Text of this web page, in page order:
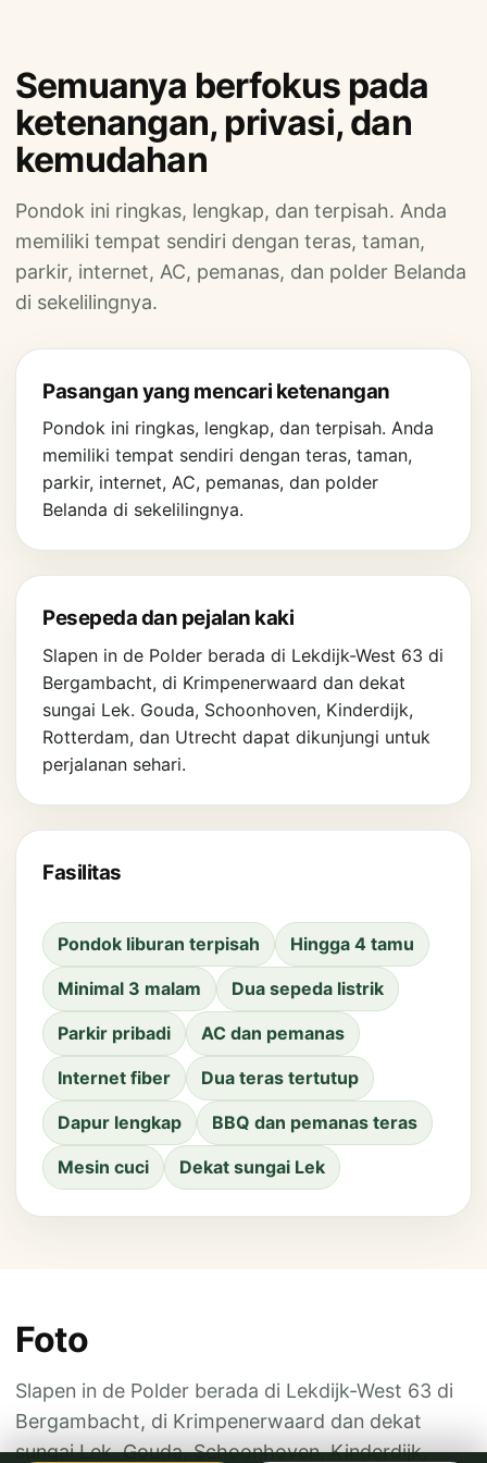
Semuanya berfokus pada
ketenangan, privasi, dan
kemudahan
Pondok ini ringkas, lengkap, dan terpisah. Anda
memiliki tempat sendiri dengan teras, taman,
parkir, internet, AC, pemanas, dan polder Belanda
di sekelilingnya.
Pasangan yang mencari ketenangan
Pondok ini ringkas, lengkap, dan terpisah. Anda
memiliki tempat sendiri dengan teras, taman,
parkir, internet, AC, pemanas, dan polder
Belanda di sekelilingnya.
Pesepeda dan pejalan kaki
Slapen in de Polder berada di Lekdijk-West 63 di
Bergambacht, di Krimpenerwaard dan dekat
sungai Lek. Gouda, Schoonhoven, Kinderdijk,
Rotterdam, dan Utrecht dapat dikunjungi untuk
perjalanan sehari.
Fasilitas
Pondok liburan terpisah Hingga 4 tamu
Minimal 3 malam Dua sepeda listrik
Parkir pribadi AC dan pemanas
Internet fiber Dua teras tertutup
Dapur lengkap BBQ dan pemanas teras
Mesin cuci Dekat sungai Lek
Foto
Slapen in de Polder berada di Lekdijk-West 63 di
Bergambacht, di Krimpenerwaard dan dekat
sungai Lek. Gouda, Schoonhoven, Kinderdijk,